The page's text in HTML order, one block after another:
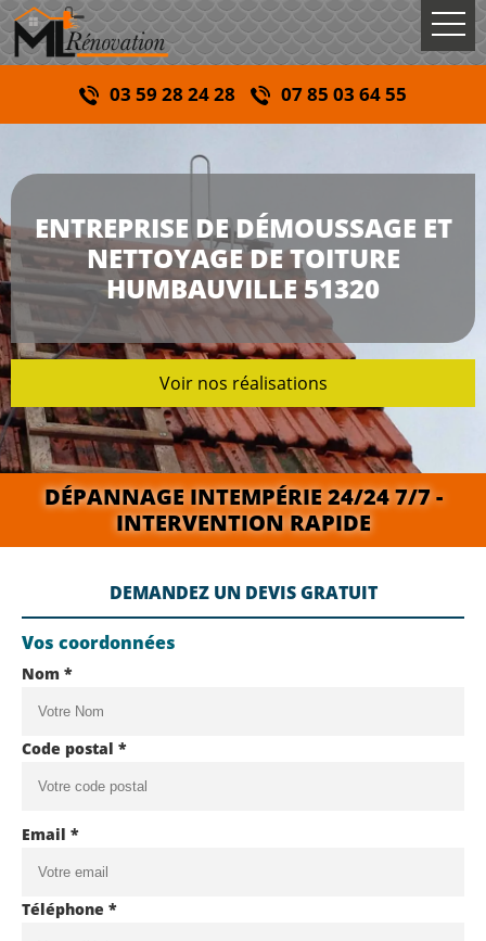
03 59 28 24 28 07 85 03 64 55
ENTREPRISE DE DÉMOUSSAGE ET
NETTOYAGE DE TOITURE
HUMBAUVILLE 51320
Voir nos réalisations
DÉPANNAGE INTEMPÉRIE 24/24 7/7 -
INTERVENTION RAPIDE
DEMANDEZ UN DEVIS GRATUIT
Vos coordonnées
Nom *
Code postal *
Email *
Téléphone *